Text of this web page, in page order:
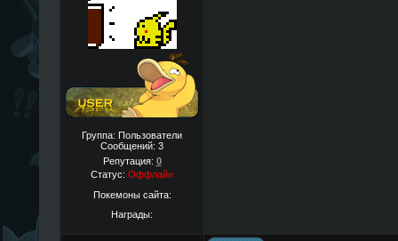
Группа: Пользователи
Сообщений: 3
Репутация: 0
Статус: Оффлайн
Покемоны сайта:
Награды: